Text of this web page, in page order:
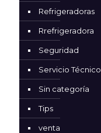
Refrigeradoras
Rrefrigeradora
Seguridad
Servicio Técnico
Sin categoría
Tips
venta